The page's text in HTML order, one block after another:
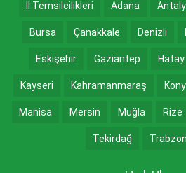
İl Temsilcilikleri Adana
Bursa Çanakkale Denizli
Eskişehir Gaziantep Hatay
Kayseri Kahramanmaraş
Manisa Mersin Muğla Rize
Tekirdağ Trabzon